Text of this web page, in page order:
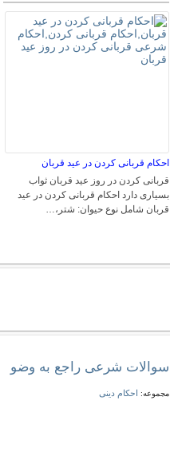
احکام قربانی کردن در عید قربان
قربانی کردن در روز عید قربان ثواب
بسیاری دارد احکام قربانی کردن در عید
قربان شامل نوع حیوان: شتر،…
سوالات شرعی راجع به وضو
مجموعه: احکام دینی